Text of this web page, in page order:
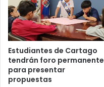
Estudiantes de Cartago
tendrán foro permanente
para presentar
propuestas